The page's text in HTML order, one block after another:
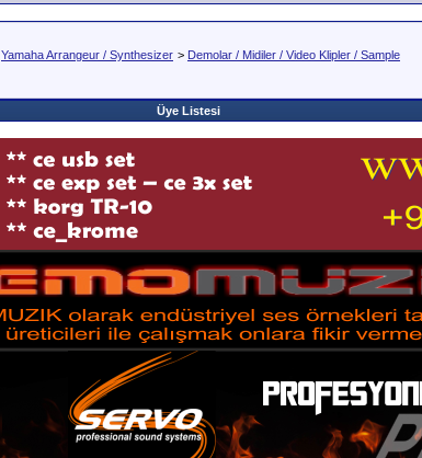
Yamaha Arrangeur / Synthesizer > Demolar / Midiler / Video Klipler / Sample
Üye Listesi